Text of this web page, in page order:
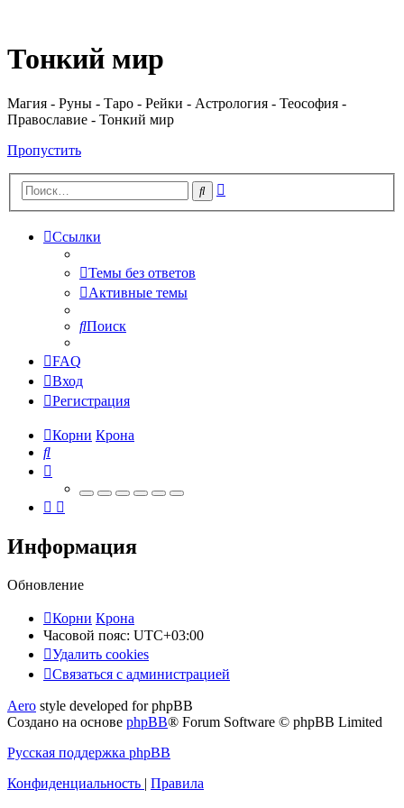
Тонкий мир
Магия - Руны - Таро - Рейки - Астрология - Теософия -
Православие - Тонкий мир
Пропустить
Поиск
Ссылки
Темы без ответов
Активные темы
Поиск
FAQ
Вход
Регистрация
Корни Крона
Поиск
Информация
Обновление
Корни Крона
Часовой пояс: UTC+03:00
Удалить cookies
Связаться
администрацией
Связаться с администрацией
Aero style developed for phpBB
Создано на основе phpBB® Forum Software © phpBB Limited
Русская поддержка phpBB
Конфиденциальность | Правила